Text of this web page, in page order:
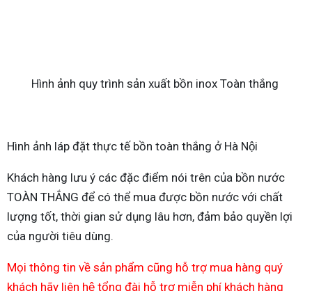
Hình ảnh quy trình sản xuất bồn inox Toàn thắng
Hình ảnh láp đặt thực tế bồn toàn thắng ở Hà Nội
Khách hàng lưu ý các đặc điểm nói trên của bồn nước
TOÀN THẮNG để có thể mua được bồn nước với chất
lượng tốt, thời gian sử dụng lâu hơn, đảm bảo quyền lợi
của người tiêu dùng.
Mọi thông tin về sản phẩm cũng hỗ trợ mua hàng quý
khách hãy liên hệ tổng đài hỗ trợ miễn phí khách hàng